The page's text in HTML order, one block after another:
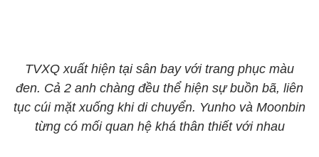
TVXQ xuất hiện tại sân bay với trang phục màu
đen. Cả 2 anh chàng đều thể hiện sự buồn bã, liên
tục cúi mặt xuống khi di chuyển. Yunho và Moonbin
từng có mối quan hệ khá thân thiết với nhau